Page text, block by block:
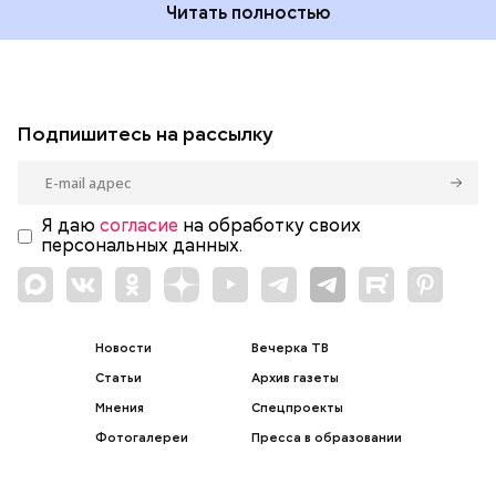
Читать полностью
Подпишитесь на рассылку
Я даю согласие на обработку своих
персональных данных.
Новости
Статьи
Мнения
Фотогалереи
Вечерка ТВ
Архив газеты
Спецпроекты
Пресса в образовании